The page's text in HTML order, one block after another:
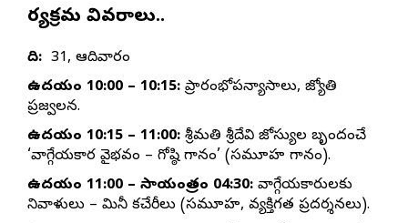
కార్యక్రమ వివరాలు..
తేది: మే 31, ఆదివారం
ఉదయం 10:00 – 10:15: ప్రారంభోపన్యాసాలు, జ్యోతి
ప్రజ్వలన.
ఉదయం 10:15 – 11:00: శ్రీమతి శ్రీదేవి జోస్యుల బృందంచే
‘వాగ్గేయకార వైభవం – గోష్ఠి గానం’ (సమూహ గానం).
ఉదయం 11:00 – సాయంత్రం 04:30: వాగ్గేయకారులకు
నివాళులు – మినీ కచేరీలు (సమూహ, వ్యక్తిగత ప్రదర్శనలు).